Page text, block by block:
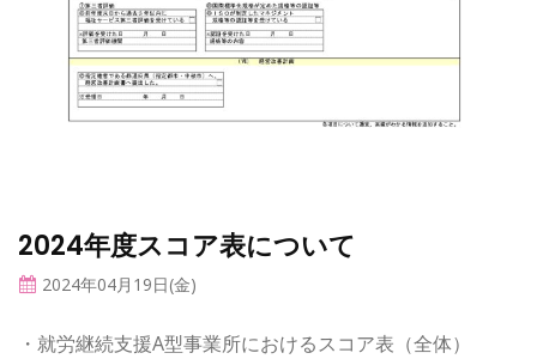
2024年度スコア表について
2024年04月19日(金)
・就労継続支援A型事業所におけるスコア表（全体）